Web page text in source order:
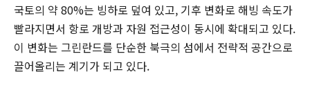
국토의 약 80%는 빙하로 덮여 있고, 기후 변화로 해빙 속도가
빨라지면서 항로 개방과 자원 접근성이 동시에 확대되고 있다.
이 변화는 그린란드를 단순한 북극의 섬에서 전략적 공간으로
끌어올리는 계기가 되고 있다.